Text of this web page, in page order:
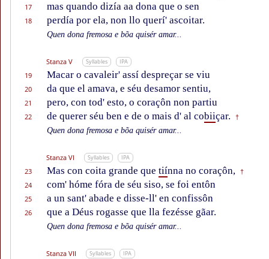
17 mas quando dizía aa dona que o sen
18 perdía por ela, non llo querí' ascoitar.
Quen dona fremosa e bõa quisér amar...
Stanza V Syllables IPA
19 Macar o cavaleir' assí despreçar se viu
20 da que el amava, e séu desamor sentiu,
21 pero, con tod' esto, o coraçôn non partiu
22 de querer séu ben e de o mais d' al cobiiçar. †
Quen dona fremosa e bõa quisér amar...
Stanza VI Syllables IPA
23 Mas con coita grande que tiínna no coraçôn, †
24 com' hóme fóra de séu siso, se foi entôn
25 a un sant' abade e disse-ll' en confissôn
26 que a Déus rogasse que lla fezésse gãar.
Quen dona fremosa e bõa quisér amar...
Stanza VII Syllables IPA